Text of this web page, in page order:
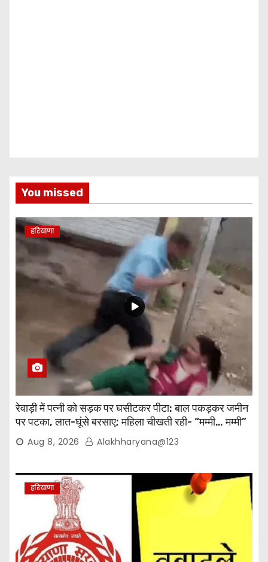
You missed
हरियाणा
रेवाड़ी में पत्नी को सड़क पर घसीटकर पीटा: बाल पकड़कर जमीन
पर पटका, लात-घूंसे बरसाए; महिला चीखती रही- “मम्मी… मम्मी”
Aug 8, 2026 Alakhharyana@123
हरियाणा